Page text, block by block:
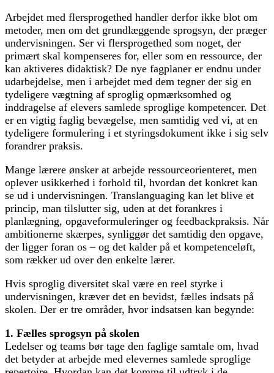
Arbejdet med flersprogethed handler derfor ikke blot om
metoder, men om det grundlæggende sprogsyn, der præger
undervisningen. Ser vi flersprogethed som noget, der
primært skal kompenseres for, eller som en ressource, der
kan aktiveres didaktisk? De nye fagplaner er endnu under
udarbejdelse, men i arbejdet med dem tegner der sig en
tydeligere vægtning af sproglig opmærksomhed og
inddragelse af elevers samlede sproglige kompetencer. Det
er en vigtig faglig bevægelse, men samtidig ved vi, at en
tydeligere formulering i et styringsdokument ikke i sig selv
forandrer praksis.
Mange lærere ønsker at arbejde ressourceorienteret, men
oplever usikkerhed i forhold til, hvordan det konkret kan
se ud i undervisningen. Translanguaging kan let blive et
princip, man tilslutter sig, uden at det forankres i
planlægning, opgaveformuleringer og feedbackpraksis. Når
ambitionerne skærpes, synliggør det samtidig den opgave,
der ligger foran os – og det kalder på et kompetenceløft,
som rækker ud over den enkelte lærer.
Hvis sproglig diversitet skal være en reel styrke i
undervisningen, kræver det en bevidst, fælles indsats på
skolen. Der er tre områder, hvor indsatsen kan begynde:
1. Fælles sprogsyn på skolen
Ledelser og teams bør tage den faglige samtale om, hvad
det betyder at arbejde med elevernes samlede sproglige